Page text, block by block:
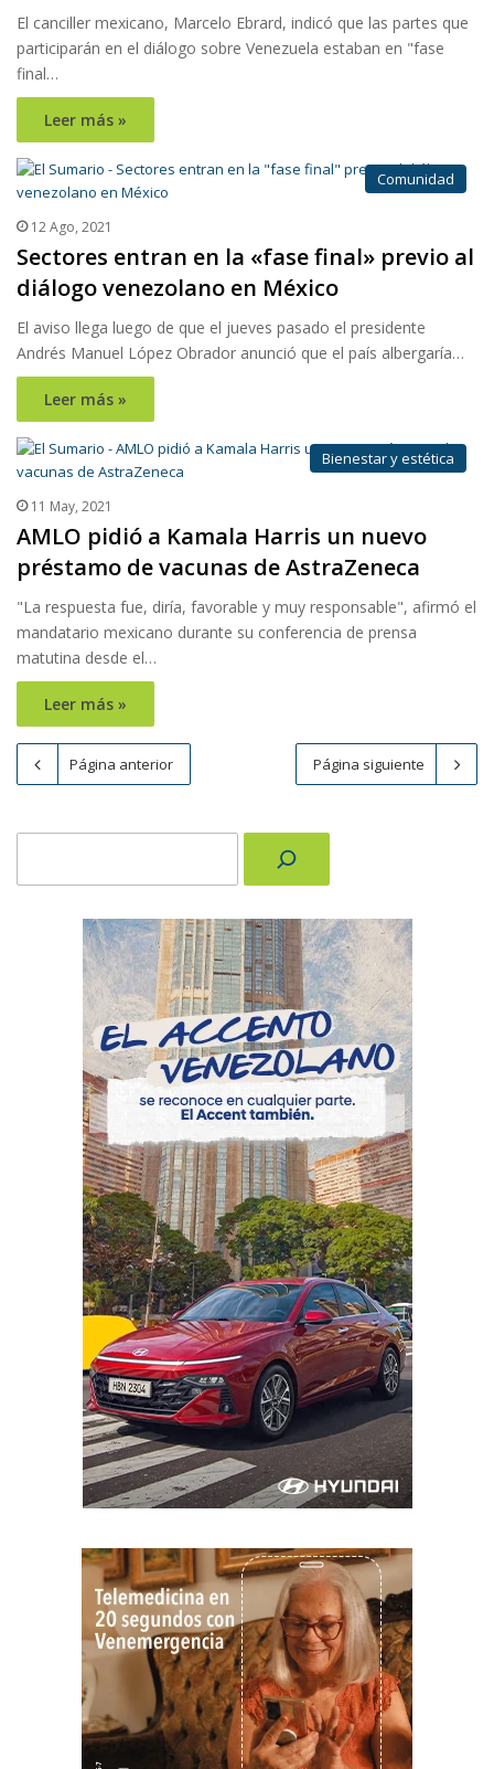
El canciller mexicano, Marcelo Ebrard, indicó que las partes que
participarán en el diálogo sobre Venezuela estaban en "fase
final…
Leer más »
Comunidad
12 Ago, 2021
Sectores entran en la «fase final» previo al
diálogo venezolano en México
El aviso llega luego de que el jueves pasado el presidente
Andrés Manuel López Obrador anunció que el país albergaría…
Leer más »
Bienestar y estética
11 May, 2021
AMLO pidió a Kamala Harris un nuevo
préstamo de vacunas de AstraZeneca
"La respuesta fue, diría, favorable y muy responsable", afirmó el
mandatario mexicano durante su conferencia de prensa
matutina desde el…
Leer más »
Página anterior Página siguiente